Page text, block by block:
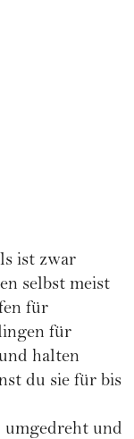
ist zwar
selbst meist
für
für
halten
du sie für bis
umgedreht und